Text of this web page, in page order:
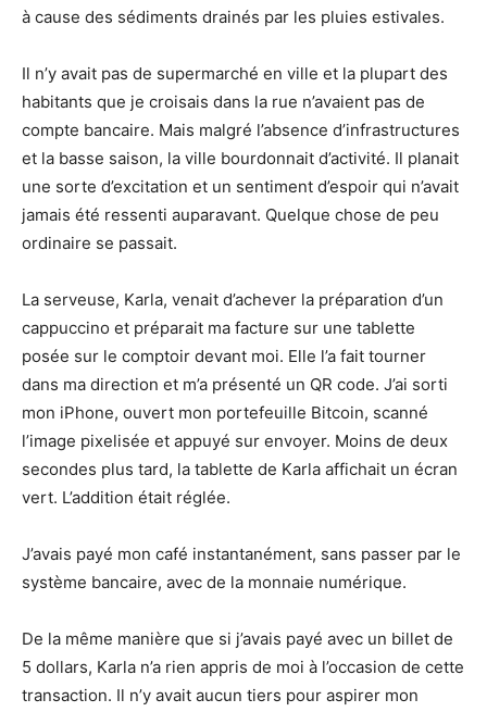
à cause des sédiments drainés par les pluies estivales.
Il n’y avait pas de supermarché en ville et la plupart des
habitants que je croisais dans la rue n’avaient pas de
compte bancaire. Mais malgré l’absence d’infrastructures
et la basse saison, la ville bourdonnait d’activité. Il planait
une sorte d’excitation et un sentiment d’espoir qui n’avait
jamais été ressenti auparavant. Quelque chose de peu
ordinaire se passait.
La serveuse, Karla, venait d’achever la préparation d’un
cappuccino et préparait ma facture sur une tablette
posée sur le comptoir devant moi. Elle l’a fait tourner
dans ma direction et m’a présenté un QR code. J’ai sorti
mon iPhone, ouvert mon portefeuille Bitcoin, scanné
l’image pixelisée et appuyé sur envoyer. Moins de deux
secondes plus tard, la tablette de Karla affichait un écran
vert. L’addition était réglée.
J’avais payé mon café instantanément, sans passer par le
système bancaire, avec de la monnaie numérique.
De la même manière que si j’avais payé avec un billet de
5 dollars, Karla n’a rien appris de moi à l’occasion de cette
transaction. Il n’y avait aucun tiers pour aspirer mon